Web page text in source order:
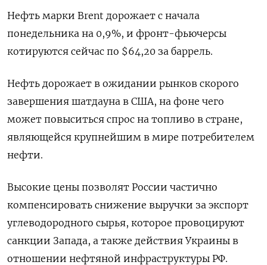
Нефть марки Brent дорожает с начала
понедельника на 0,9%, и фронт-фьючерсы
котируются сейчас по $64,20 за баррель.
Нефть дорожает в ожидании рынков скорого
завершения шатдауна в США, на фоне чего
может повыситься спрос на топливо в стране,
являющейся крупнейшим в мире потребителем
нефти.
Высокие цены позволят России частично
компенсировать снижение выручки за экспорт
углеводородного сырья, которое провоцируют
санкции Запада, а также действия Украины в
отношении нефтяной инфраструктуры РФ.